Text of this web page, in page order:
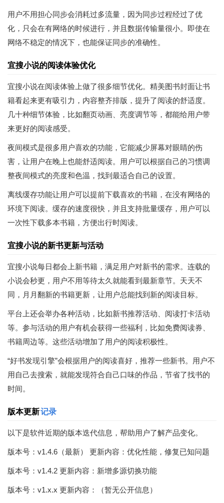
用户不用担心同步会消耗过多流量，因为同步过程经过了优
化，只会在有网络的时候进行，并且数据传输量很小。即使在
网络不稳定的情况下，也能保证同步的准确性。
宜搜小说的阅读体验优化
宜搜小说在阅读体验上做了很多细节优化。精美图书封面让书
籍看起来更有吸引力，内容整齐排版，提升了阅读的舒适度。
几十种细节体验，比如翻页动画、亮度调节等，都能给用户带
来更好的阅读感受。
夜间模式是很多用户喜欢的功能，它能减少屏幕对眼睛的伤
害，让用户在晚上也能舒适阅读。用户可以根据自己的习惯调
整夜间模式的亮度和色温，找到最适合自己的设置。
离线缓存功能让用户可以提前下载喜欢的书籍，在没有网络的
环境下阅读。缓存的速度很快，并且支持批量缓存，用户可以
一次性下载多本书籍，方便出行时阅读。
宜搜小说的新书更新与活动
宜搜小说每日都会上新书籍，满足用户对新书的需求。连载的
小说会秒更，用户不用等待太久就能看到最新章节。天天不
同，月月翻新的书籍更新，让用户总能找到新的阅读目标。
平台上还会举办各种活动，比如新书推荐活动、阅读打卡活动
等。参与活动的用户有机会获得一些福利，比如免费阅读券、
书籍周边等。这些活动增加了用户的阅读积极性。
“好书发现引擎”会根据用户的阅读喜好，推荐一些新书。用户不
用自己去搜索，就能发现符合自己口味的作品，节省了找书的
时间。
版本更新记录
以下是软件近期的版本迭代信息，帮助用户了解产品变化。
版本号：v1.4.6（最新） 更新内容：优化性能，修复已知问题
版本号：v1.4.2 更新内容：新增多源切换功能
版本号：v1.x.x 更新内容：（暂无公开信息）